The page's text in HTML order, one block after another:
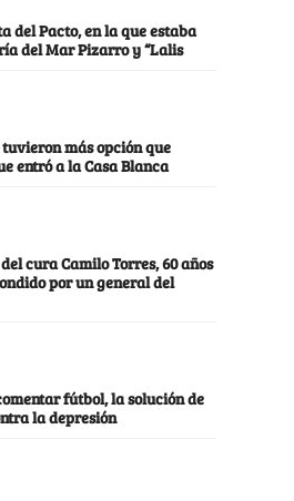
del Pacto, en la que estaba
del Mar Pizarro y “Lalis
más opción que
entró a la Casa Blanca
cura Camilo Torres, 60 años
por un general del
fútbol, la solución de
la depresión